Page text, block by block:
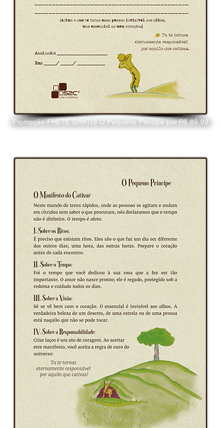
Promoção FRETE GRÁTIS O Pequeno Príncipe por R$ 69,90